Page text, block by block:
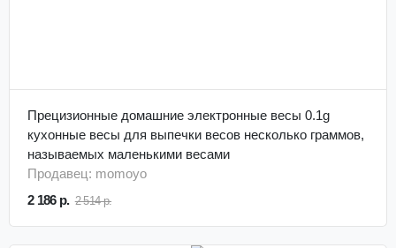
Прецизионные домашние электронные весы 0.1g
кухонные весы для выпечки весов несколько граммов,
называемых маленькими весами
Продавец: momoyo
2 186 р. 2 514 р.